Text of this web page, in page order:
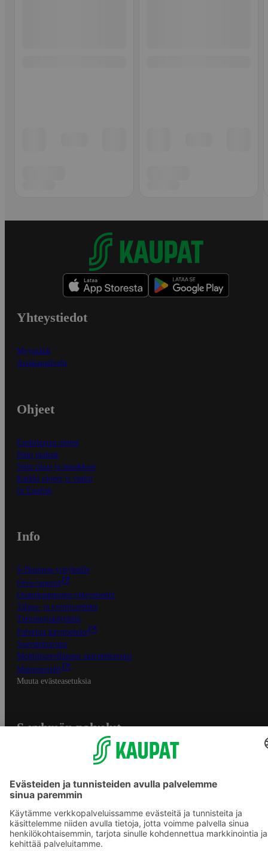
Yhteystiedot
Myymälät
Asiakaspalvelu
Ohjeet
Ensitilaajan ohjeet
Näin maksat
Näin tilaat ja muokkaat
Kaikki ohjeet ja vinkit
In English
Info
S-Business yrityksille
Oiva-raportit
Osuuskauppojen yhteystiedot
Tilaus- ja toimitusehdot
Tietosuojakäytäntö
Palvelun käyttöehdot
Saavutettavuus
Mobiilisovelluksen saavutettavuus
Mainostajalle
Muuta evästeasetuksia
S-ryhmän palvelut
Yhteishyvä Ruoka -sovellus
S-ostoslista -sovellus
Prisma.fi
Sokos.fi
S-Pankki